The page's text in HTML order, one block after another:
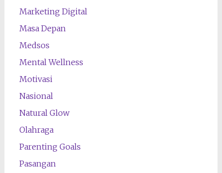
Marketing Digital
Masa Depan
Medsos
Mental Wellness
Motivasi
Nasional
Natural Glow
Olahraga
Parenting Goals
Pasangan